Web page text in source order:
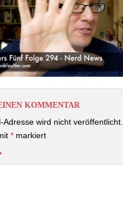
KOMMENTAR
Adresse wird nicht veröffentlicht.
* markiert